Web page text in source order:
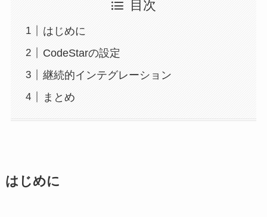
目次
はじめに
CodeStarの設定
継続的インテグレーション
まとめ
はじめに